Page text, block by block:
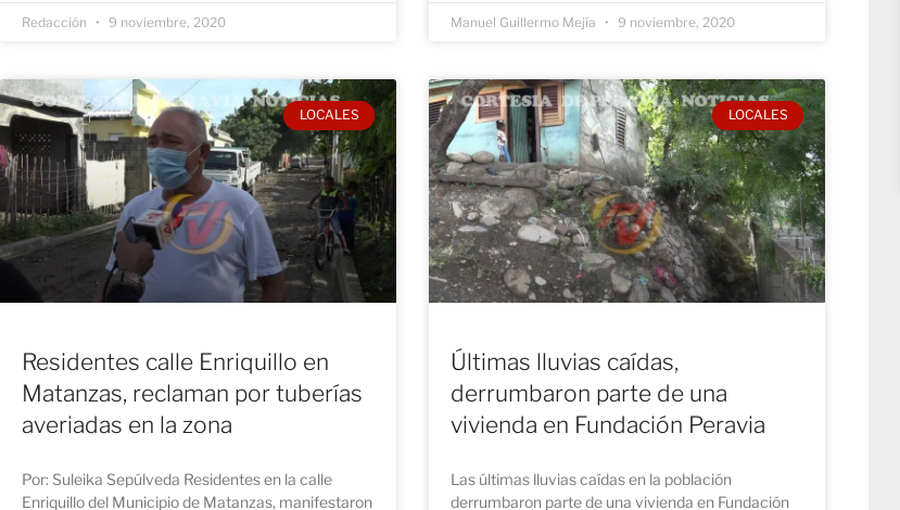
Redacción 9 noviembre, 2020 Manuel Guillermo Mejía 9 noviembre, 2020
LOCALES
Residentes calle Enriquillo en
Matanzas, reclaman por tuberías
averiadas en la zona
Por: Suleika Sepúlveda Residentes en la calle
Enriquillo del Municipio de Matanzas, manifestaron
LOCALES
Últimas lluvias caídas,
derrumbaron parte de una
vivienda en Fundación Peravia
Las últimas lluvias caídas en la población
derrumbaron parte de una vivienda en Fundación